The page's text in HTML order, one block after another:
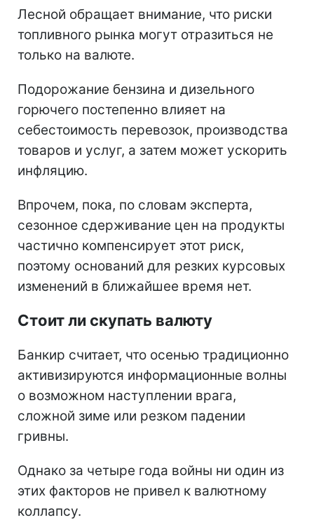
Лесной обращает внимание, что риски
топливного рынка могут отразиться не
только на валюте.
Подорожание бензина и дизельного
горючего постепенно влияет на
себестоимость перевозок, производства
товаров и услуг, а затем может ускорить
инфляцию.
Впрочем, пока, по словам эксперта,
сезонное сдерживание цен на продукты
частично компенсирует этот риск,
поэтому оснований для резких курсовых
изменений в ближайшее время нет.
Стоит ли скупать валюту
Банкир считает, что осенью традиционно
активизируются информационные волны
о возможном наступлении врага,
сложной зиме или резком падении
гривны.
Однако за четыре года войны ни один из
этих факторов не привел к валютному
коллапсу.